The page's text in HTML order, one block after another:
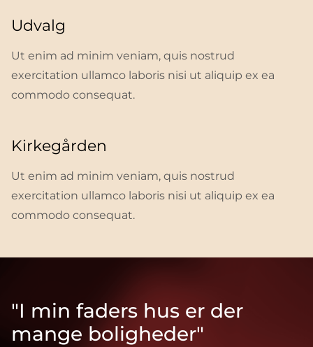
Udvalg
Ut enim ad minim veniam, quis nostrud
exercitation ullamco laboris nisi ut aliquip ex ea
commodo consequat.
Kirkegården
Ut enim ad minim veniam, quis nostrud
exercitation ullamco laboris nisi ut aliquip ex ea
commodo consequat.
"I min faders hus er der
mange boligheder"